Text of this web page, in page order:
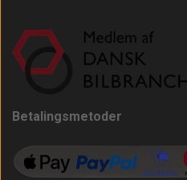
Betalingsmetoder